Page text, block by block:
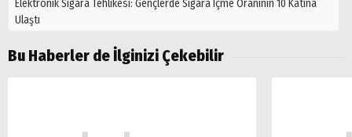
Elektronik Sigara Tehlikesi: Gençlerde Sigara Içme Oranının 10 Katına
Ulaştı
Bu Haberler de İlginizi Çekebilir